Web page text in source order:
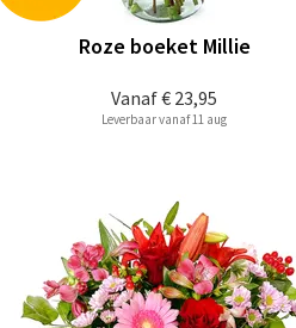
Vanaf€ 23,95
Roze boeket Millie
Leverbaar vanaf 11 aug